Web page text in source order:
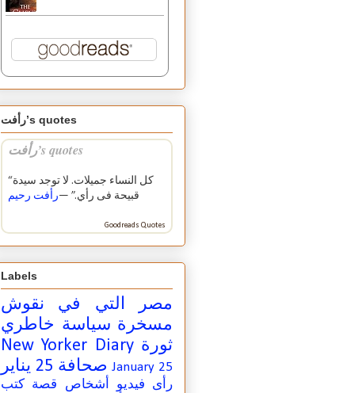
رأفت’s quotes
رأفت’s quotes
“كل النساء جميلات. لا توجد سيدة
قبيحة فى رأي.” —رأفت رحيم
Goodreads Quotes
Labels
نقوش
مصر التي في
خاطري سياسة مسخرة
New Yorker Diary ثورة
25 يناير صحافة January 25
كتب
قصة أشخاص فيديو
رأى